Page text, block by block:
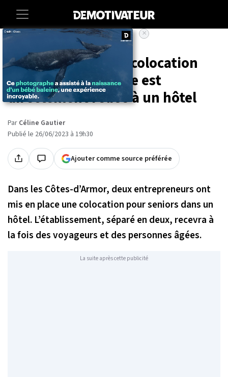
En Bretagne, cette colocation
pour seniors inédite est
directement reliée à un hôtel
Par Céline Gautier
Publié le 26/06/2023 à 19h30
Ajouter comme source préférée
Dans les Côtes-d’Armor, deux entrepreneurs ont
mis en place une colocation pour seniors dans un
hôtel. L’établissement, séparé en deux, recevra à
la fois des voyageurs et des personnes âgées.
La suite après cette publicité
×